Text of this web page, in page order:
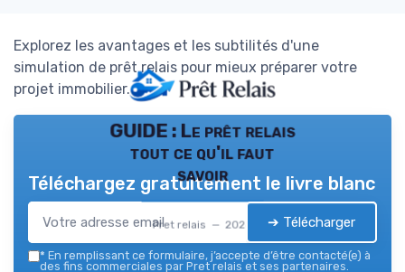
Explorez les avantages et les subtilités d'une
simulation de prêt relais pour mieux préparer votre
projet immobilier.
GUIDE : Le prêt relais
tout ce qu'il faut
savoir
Pret relais — 2026
Téléchargez gratuitement le livre blanc
➔ Télécharger
* En remplissant ce formulaire, j’accepte d’être contacté(e) à
des fins commerciales par Pret relais et ses partenaires.